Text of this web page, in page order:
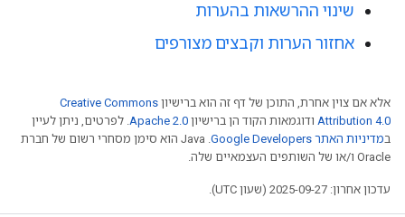
שינוי ההרשאות בהערות
אחזור הערות וקבצים מצורפים
אלא אם צוין אחרת, התוכן של דף זה הוא ברישיון Creative Commons
Attribution 4.0 ודוגמאות הקוד הן ברישיון Apache 2.0. לפרטים, ניתן לעיין
במדיניות האתר Google Developers‏
.‏ Java הוא סימן מסחרי רשום של חברת
Oracle ו/או של השותפים העצמאיים שלה.
עדכון אחרון: 2025-09-27 (שעון UTC).